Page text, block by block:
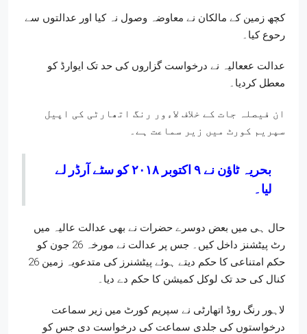
کچھ زمین کے مالکان نے معاوضہ وصول نہ کیا اور عدالتوں سے
رحوع کیا۔
عدالت عععالیہ نے درخواست گزاروں کی حد تک ایوارڈ کو
معطل کردیا۔
ان فیصلہ جات کے خلاف لاءور رنگ اتھارٹی کی اپیل
سپریم کورٹ میں زیر سماعت ہے۔
بحریہ ٹاؤن نے ۹ اکتوبر ۲۰۱۸ کو سٹے آرڈر لے
لیا۔
حال ہی میں بعض دوسرے حضرات نے بھی عدالت عالیہ میں
رٹ پیٹشنز داخل کیں۔ جس پر عدالت نے مورخہ 26 جون کو
حکم امتناعی کا حکم دیتے ہوئے پیٹشنرز کی متدعویہ زمین 26
کنال کی حد تک لوکل کمیشن کا حکم دے دیا۔
لاہور رنگ روڈ اتھارٹی نے سپریم کورٹ میں زیر سماعت
درخواستوں کی جلدی سماعت کی درخواست دی جس کو